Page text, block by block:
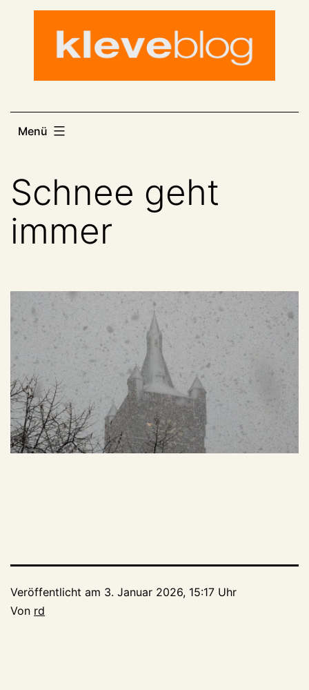
Menü
Schnee geht
immer
Veröffentlicht am 3. Januar 2026, 15:17 Uhr
Von rd